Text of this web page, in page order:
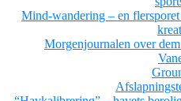
Mind-wandering – en
Morgenjournalen over